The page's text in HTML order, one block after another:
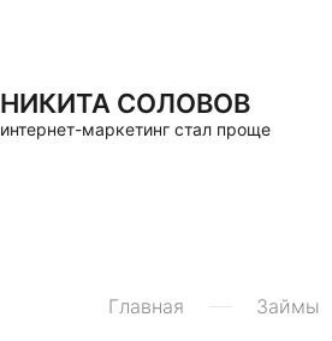
НИКИТА СОЛОВОВ
интернет-маркетинг стал проще
Главная Займы